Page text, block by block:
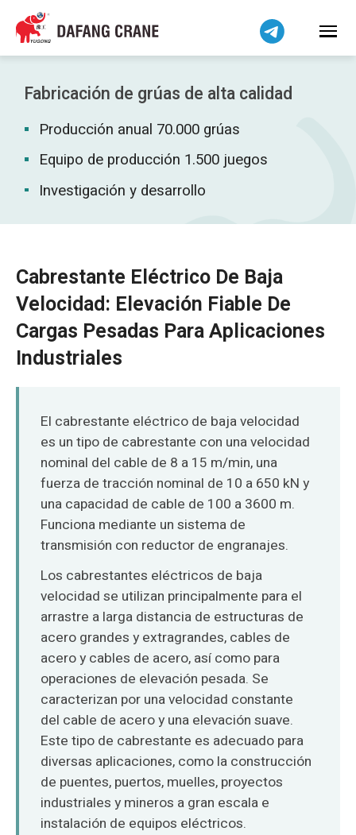
Fabricación de grúas de alta calidad
Producción anual 70.000 grúas
Equipo de producción 1.500 juegos
Investigación y desarrollo
Cabrestante Eléctrico De Baja
Velocidad: Elevación Fiable De
Cargas Pesadas Para Aplicaciones
Industriales
El cabrestante eléctrico de baja velocidad
es un tipo de cabrestante con una velocidad
nominal del cable de 8 a 15 m/min, una
fuerza de tracción nominal de 10 a 650 kN y
una capacidad de cable de 100 a 3600 m.
Funciona mediante un sistema de
transmisión con reductor de engranajes.
Los cabrestantes eléctricos de baja
velocidad se utilizan principalmente para el
arrastre a larga distancia de estructuras de
acero grandes y extragrandes, cables de
acero y cables de acero, así como para
operaciones de elevación pesada. Se
caracterizan por una velocidad constante
del cable de acero y una elevación suave.
Este tipo de cabrestante es adecuado para
diversas aplicaciones, como la construcción
de puentes, puertos, muelles, proyectos
industriales y mineros a gran escala e
instalación de equipos eléctricos.
Bahasa Indonesia
Bahasa Melayu
Tiếng Việt
简体中文
فارسی
Pilipino
اردو
Kiswahili
Dansk
Norsk
O‘zbekcha